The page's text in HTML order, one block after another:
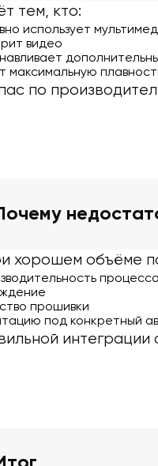
тем, кто:
использует
видео
максимальную
по
хорошем объёме
прошивки
под конкретный